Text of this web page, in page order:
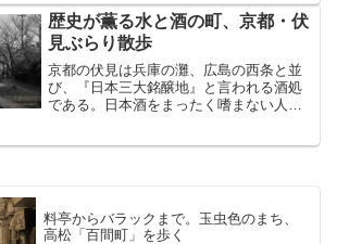
遊郭や赤線跡を調べたり歩いたりするの
が趣味で、あくまでそ...
歴史が薫る水と酒の町、京都・伏
見ぶらり散歩
京都の伏見は兵庫の灘、広島の西条と並
び、『日本三大銘醸地』と言われる酒処
である。日本酒をまったく嗜まない人で
料亭からバラックまで。玉虫色のまち、
高松「百間町」を歩く